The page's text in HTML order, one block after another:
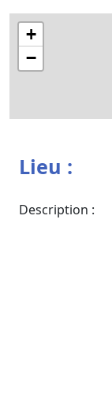
+
−
Lieu :
Description :